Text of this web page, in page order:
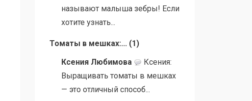
называют малыша зебры! Если
хотите узнать...
Томаты в мешках:... (1)
Ксения Любимова
Ксения:
Выращивать томаты в мешках
— это отличный способ...